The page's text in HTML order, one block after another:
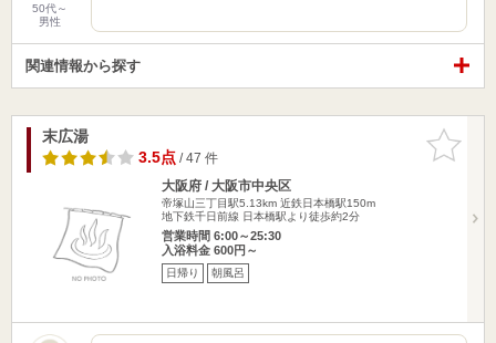
50代～
男性
関連情報から探す
お気に入
りに追加
末広湯
3.5点/ 47 件
大阪府 / 大阪市中央区
帝塚山三丁目駅5.13km 近鉄日本橋駅150m
地下鉄千日前線 日本橋駅より徒歩約2分
営業時間 6:00～25:30
入浴料金 600円～
日帰り 朝風呂